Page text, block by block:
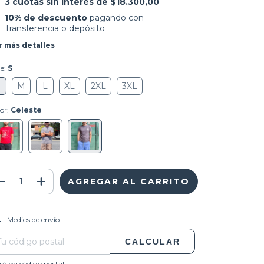
10% de descuentopagando con
Transferencia o depósito
más detalles
S
M L XL 2XL 3XL
Celeste
para el CP:
Medios de envío
CALCULAR